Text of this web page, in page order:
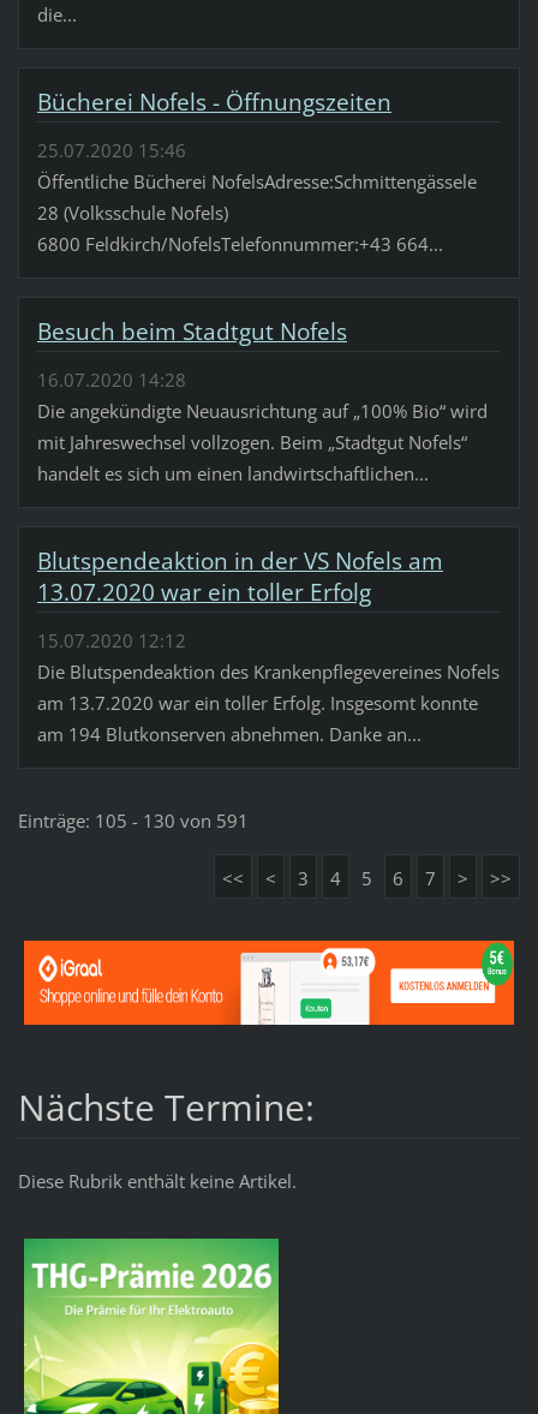
die...
Bücherei Nofels - Öffnungszeiten
25.07.2020 15:46
Öffentliche Bücherei NofelsAdresse:Schmittengässele
28 (Volksschule Nofels)
6800 Feldkirch/NofelsTelefonnummer:+43 664...
Besuch beim Stadtgut Nofels
16.07.2020 14:28
Die angekündigte Neuausrichtung auf „100% Bio“ wird
mit Jahreswechsel vollzogen. Beim „Stadtgut Nofels“
handelt es sich um einen landwirtschaftlichen...
Blutspendeaktion in der VS Nofels am
13.07.2020 war ein toller Erfolg
15.07.2020 12:12
Die Blutspendeaktion des Krankenpflegevereines Nofels
am 13.7.2020 war ein toller Erfolg. Insgesomt konnte
am 194 Blutkonserven abnehmen. Danke an...
Einträge: 105 - 130 von 591
<< < 3 4 5 6 7 > >>
Nächste Termine:
Diese Rubrik enthält keine Artikel.